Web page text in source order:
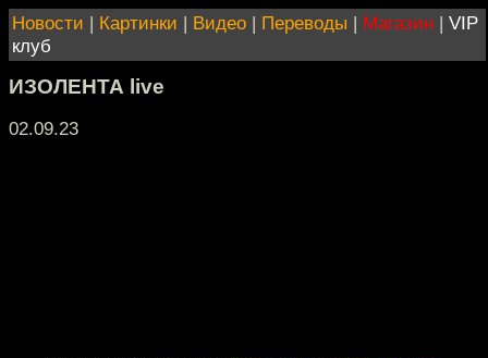
Новости | Картинки | Видео | Переводы | Магазин | VIP
клуб
ИЗОЛЕНТА live
02.09.23